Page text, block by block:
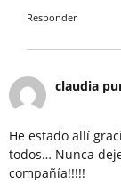
Responder
claudia
He estado allí
todos… Nunca
compañía!!!!!